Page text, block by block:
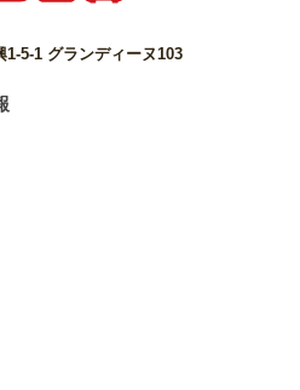
1-5-1 グランディーヌ103